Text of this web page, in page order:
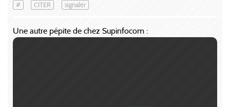
# CITER signaler
Une autre pépite de chez Supinfocom :